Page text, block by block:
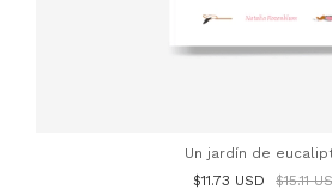
Un jardín de
$11.73 USD
$15.11